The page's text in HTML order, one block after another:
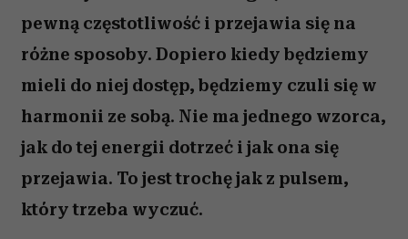
pewną częstotliwość i przejawia się na
różne sposoby. Dopiero kiedy będziemy
mieli do niej dostęp, będziemy czuli się w
harmonii ze sobą. Nie ma jednego wzorca,
jak do tej energii dotrzeć i jak ona się
przejawia. To jest trochę jak z pulsem,
który trzeba wyczuć.